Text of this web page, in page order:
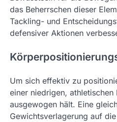
das Beherrschen dieser
Tackling- und
defensiver Aktionen
Um sich effektiv zu
einer niedrigen,
ausgewogen hält. Eine
Gewichtsverlagerung auf